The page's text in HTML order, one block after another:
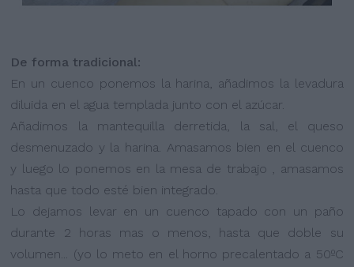
De forma tradicional:
En un cuenco ponemos la harina, añadimos la levadura
diluida en el agua templada junto con el azúcar.
Añadimos la mantequilla derretida, la sal, el queso
desmenuzado y la harina. Amasamos bien en el cuenco
y luego lo ponemos en la mesa de trabajo , amasamos
hasta que todo esté bien integrado.
Lo dejamos levar en un cuenco tapado con un paño
durante 2 horas mas o menos, hasta que doble su
volumen... (yo lo meto en el horno precalentado a 50ºC